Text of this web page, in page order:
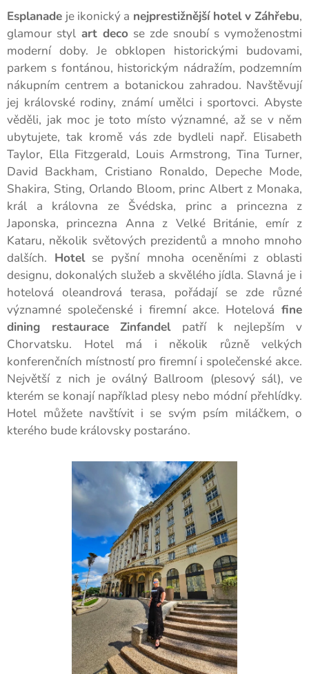
Esplanade je ikonický a nejprestižnější hotel v Záhřebu,
glamour styl art deco se zde snoubí s vymoženostmi
moderní doby. Je obklopen historickými budovami,
parkem s fontánou, historickým nádražím, podzemním
nákupním centrem a botanickou zahradou. Navštěvují
jej královské rodiny, známí umělci i sportovci. Abyste
věděli, jak moc je toto místo významné, až se v něm
ubytujete, tak kromě vás zde bydleli např. Elisabeth
Taylor, Ella Fitzgerald, Louis Armstrong, Tina Turner,
David Backham, Cristiano Ronaldo, Depeche Mode,
Shakira, Sting, Orlando Bloom, princ Albert z Monaka,
král a královna ze Švédska, princ a princezna z
Japonska, princezna Anna z Velké Británie, emír z
Kataru, několik světových prezidentů a mnoho mnoho
dalších. Hotelse pyšní mnoha oceněními z oblasti
designu, dokonalých služeb a skvělého jídla. Slavná je i
hotelová oleandrová terasa, pořádají se zde různé
významné společenské i firemní akce. Hotelová fine
dining restaurace Zinfandel patří k nejlepším v
Chorvatsku. Hotel má i několik různě velkých
konferenčních místností pro firemní i společenské akce.
Největší z nich je oválný Ballroom (plesový sál), ve
kterém se konají například plesy nebo módní přehlídky.
Hotel můžete navštívit i se svým psím miláčkem, o
kterého bude královsky postaráno.